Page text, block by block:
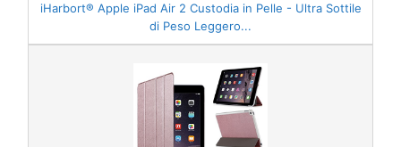
iHarbort® Apple iPad Air 2 Custodia in Pelle - Ultra Sottile
di Peso Leggero...